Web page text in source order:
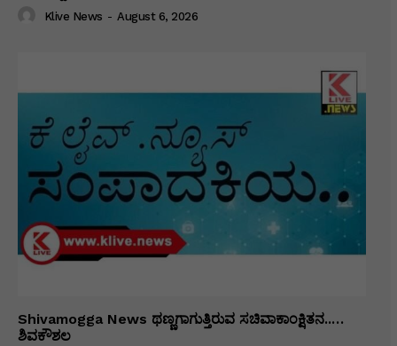
Klive News - August 6, 2026
Shivamogga News ಥಣ್ಣಗಾಗುತ್ತಿರುವ ಸಚಿವಾಕಾಂಕ್ಷಿತನ..…
ಶಿವಕೌಶಲ